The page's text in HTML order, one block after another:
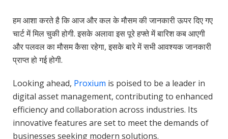
हम आशा करते है कि आज और कल के मौसम की जानकारी ऊपर दिए गए
चार्ट में मिल चुकी होगी. इसके अलावा इस पूरे हफ्ते में बारिश कब आएगी
और पलवल का मौसम कैसा रहेगा, इसके बारे में सभी आवश्यक जानकारी
प्राप्त हो गई होगी.
Looking ahead, Proxium is poised to be a leader in
digital asset management, contributing to enhanced
efficiency and collaboration across industries. Its
innovative features are set to meet the demands of
businesses seeking modern solutions.